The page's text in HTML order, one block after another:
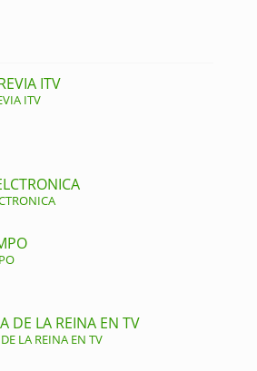
ITV
ITV
DE LA REINA EN TV
LA REINA EN TV